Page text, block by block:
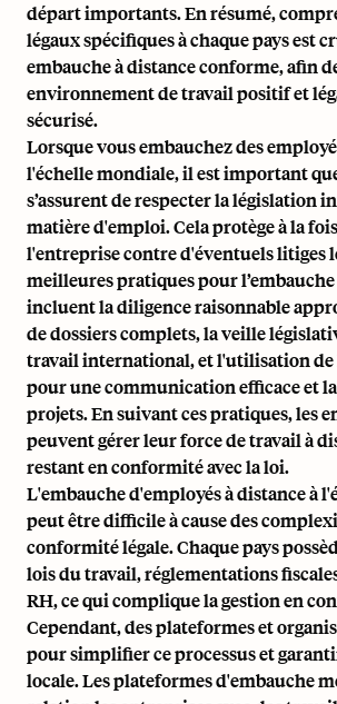
départ importants. En résumé,
légaux spécifiques à chaque pays est
embauche à distance conforme, afin
environnement de travail positif et
sécurisé.
Lorsque vous embauchez des
l'échelle mondiale, il est important
s’assurent de respecter la législation
matière d'emploi. Cela protège à la
l'entreprise contre d'éventuels litiges
meilleures pratiques pour
incluent la diligence raisonnable
de dossiers complets, la veille
travail international, et l'utilisation de
pour une communication efficace et
projets. En suivant ces pratiques, les
peuvent gérer leurforce de travail à
restant en conformité avec la loi.
L'embauche d'employés à distance à
peut être difficile à cause des
conformité légale. Chaque pays
lois du travail, réglementations
RH, ce qui complique la gestion en
Cependant, des plateformes et
pour simplifier ce processus et
locale. Les plateformes d'embauche